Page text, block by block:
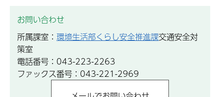
お問い合わせ
所属課室： 環境生活部くらし安全推進課交通安全対
策室
電話番号：043-223-2263
ファックス番号：043-221-2969